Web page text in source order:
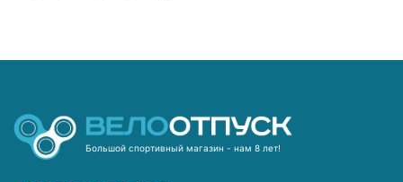
Большой спортивный магазин - нам 8 лет!